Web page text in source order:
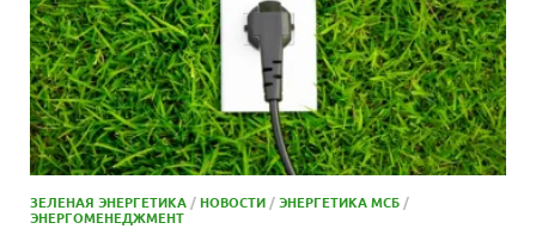
ЗЕЛЕНАЯ ЭНЕРГЕТИКА/НОВОСТИ/ЭНЕРГЕТИКА МСБ/
ЭНЕРГОМЕНЕДЖМЕНТ